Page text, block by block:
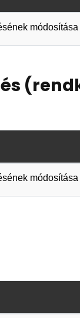
módosítása
módosítása